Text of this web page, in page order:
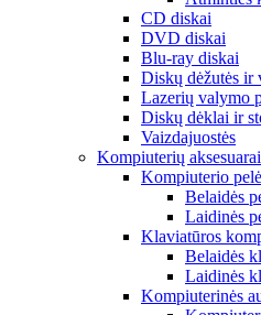
CD diskai
DVD diskai
Blu-ray diskai
Diskų dėžutės ir
Lazerių valymo
Diskų dėklai ir
Vaizdajuostės
Kompiuterių aksesuarai
Kompiuterio
Belaidės
Laidinės
Klaviatūros
Belaidės
Laidinės
Kompiuterinės